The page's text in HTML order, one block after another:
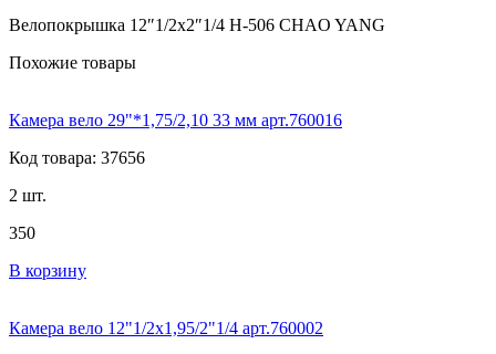
Велопокрышка 12″1/2х2″1/4 H-506 CHAO YANG
Похожие товары
Камера вело 29"*1,75/2,10 33 мм арт.760016
Код товара: 37656
2 шт.
350
В корзину
Камера вело 12"1/2х1,95/2"1/4 арт.760002